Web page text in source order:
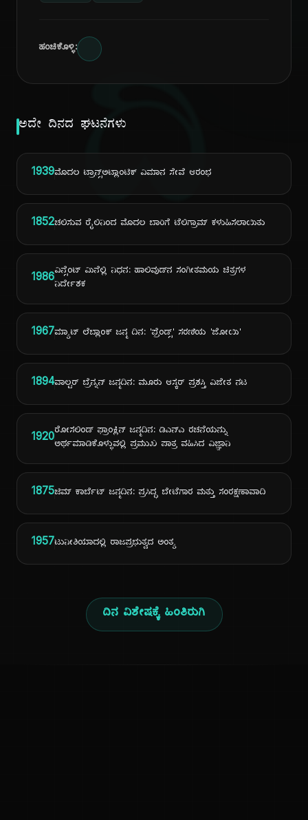
ದಿ
ಹಂಚಿಕೊಳ್ಳಿ:
ಅದೇ ದಿನದ ಘಟನೆಗಳು
1939ಮೊದಲ ಟ್ರಾನ್ಸ್‌ಅಟ್ಲಾಂಟಿಕ್ ವಿಮಾನ ಸೇವೆ ಆರಂಭ
1852ಚಲಿಸುವ ರೈಲಿನಿಂದ ಮೊದಲ ಬಾರಿಗೆ ಟೆಲಿಗ್ರಾಮ್ ಕಳುಹಿಸಲಾಯಿತು
1986ವಿನ್ಸೆಂಟ್ ಮಿನೆಲ್ಲಿ ನಿಧನ: ಹಾಲಿವುಡ್‌ನ ಸಂಗೀತಮಯ ಚಿತ್ರಗಳ
ನಿರ್ದೇಶಕ
1967ಮ್ಯಾಟ್ ಲೆಬ್ಲಾಂಕ್ ಜನ್ಮ ದಿನ: 'ಫ್ರೆಂಡ್ಸ್' ಸರಣಿಯ 'ಜೋಯಿ'
1894ವಾಲ್ಟರ್ ಬ್ರೆನ್ನನ್ ಜನ್ಮದಿನ: ಮೂರು ಆಸ್ಕರ್ ಪ್ರಶಸ್ತಿ ವಿಜೇತ ನಟ
1920ರೋಸಲಿಂಡ್ ಫ್ರಾಂಕ್ಲಿನ್ ಜನ್ಮದಿನ: ಡಿಎನ್‌ಎ ರಚನೆಯನ್ನು
ಅರ್ಥಮಾಡಿಕೊಳ್ಳುವಲ್ಲಿ ಪ್ರಮುಖ ಪಾತ್ರ ವಹಿಸಿದ ವಿಜ್ಞಾನಿ
1875ಜಿಮ್ ಕಾರ್ಬೆಟ್ ಜನ್ಮದಿನ: ಪ್ರಸಿದ್ಧ ಬೇಟೆಗಾರ ಮತ್ತು ಸಂರಕ್ಷಣಾವಾದಿ
1957ಟುನೀಶಿಯಾದಲ್ಲಿ ರಾಜಪ್ರಭುತ್ವದ ಅಂತ್ಯ
ದಿನ ವಿಶೇಷಕ್ಕೆ ಹಿಂತಿರುಗಿ